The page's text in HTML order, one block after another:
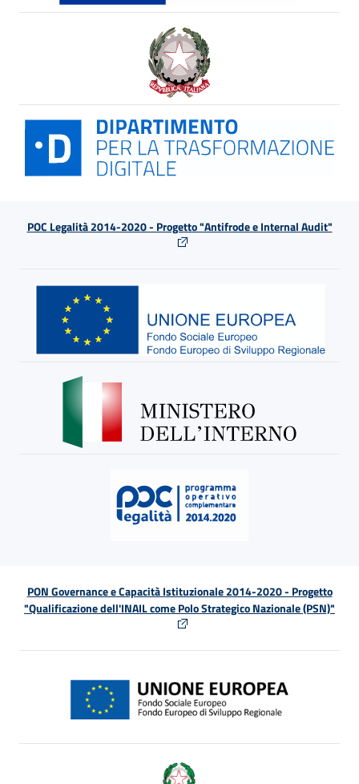
POC Legalità 2014-2020 - Progetto "Antifrode e Internal Audit"
PON Governance e Capacità Istituzionale 2014-2020 - Progetto
"Qualificazione dell'INAIL come Polo Strategico Nazionale (PSN)"